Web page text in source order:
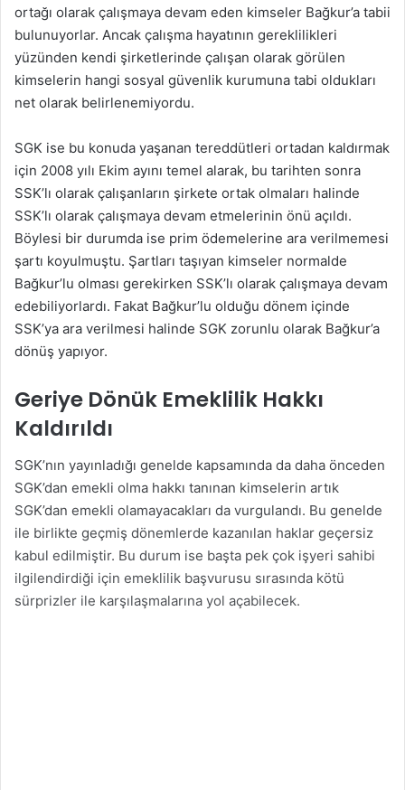
ortağı olarak çalışmaya devam eden kimseler Bağkur’a tabii
bulunuyorlar. Ancak çalışma hayatının gereklilikleri
yüzünden kendi şirketlerinde çalışan olarak görülen
kimselerin hangi sosyal güvenlik kurumuna tabi oldukları
net olarak belirlenemiyordu.
SGK ise bu konuda yaşanan tereddütleri ortadan kaldırmak
için 2008 yılı Ekim ayını temel alarak, bu tarihten sonra
SSK’lı olarak çalışanların şirkete ortak olmaları halinde
SSK’lı olarak çalışmaya devam etmelerinin önü açıldı.
Böylesi bir durumda ise prim ödemelerine ara verilmemesi
şartı koyulmuştu. Şartları taşıyan kimseler normalde
Bağkur’lu olması gerekirken SSK’lı olarak çalışmaya devam
edebiliyorlardı. Fakat Bağkur’lu olduğu dönem içinde
SSK’ya ara verilmesi halinde SGK zorunlu olarak Bağkur’a
dönüş yapıyor.
Geriye Dönük Emeklilik Hakkı
Kaldırıldı
SGK’nın yayınladığı genelde kapsamında da daha önceden
SGK’dan emekli olma hakkı tanınan kimselerin artık
SGK’dan emekli olamayacakları da vurgulandı. Bu genelde
ile birlikte geçmiş dönemlerde kazanılan haklar geçersiz
kabul edilmiştir. Bu durum ise başta pek çok işyeri sahibi
ilgilendirdiği için emeklilik başvurusu sırasında kötü
sürprizler ile karşılaşmalarına yol açabilecek.